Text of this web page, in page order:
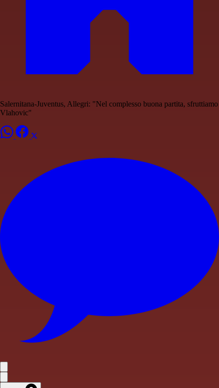
Salernitana-Juventus, Allegri: "Nel complesso buona partita, sfruttiamo
Vlahovic"